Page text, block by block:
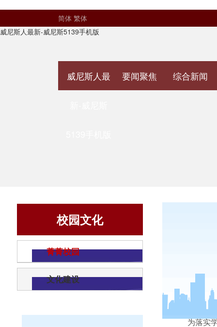
简体 繁体
威尼斯人最新-威尼斯5139手机版
威尼斯人最 要闻聚焦 综合新闻
校园文化
菁菁校园
文化建设
为落实